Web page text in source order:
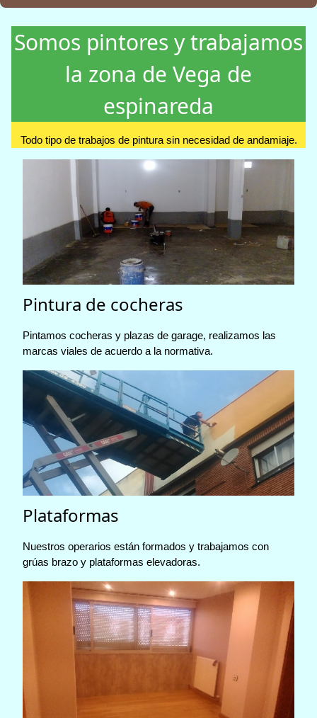
Somos pintores y trabajamos
la zona de Vega de
espinareda
Todo tipo de trabajos de pintura sin necesidad de andamiaje.
Pintura de cocheras
Pintamos cocheras y plazas de garage, realizamos las
marcas viales de acuerdo a la normativa.
Plataformas
Nuestros operarios están formados y trabajamos con
grúas brazo y plataformas elevadoras.